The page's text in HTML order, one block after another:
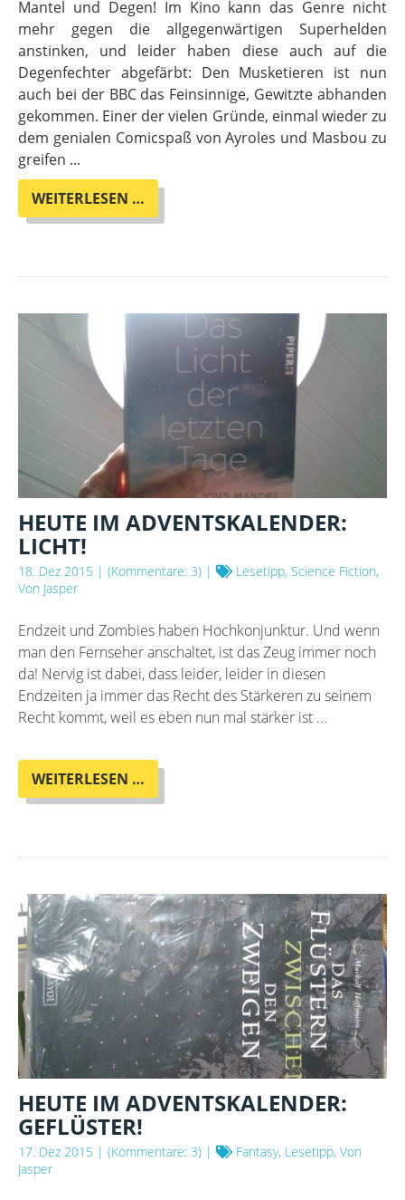
Mantel und Degen! Im Kino kann das Genre nicht
mehr gegen die allgegenwärtigen Superhelden
anstinken, und leider haben diese auch auf die
Degenfechter abgefärbt: Den Musketieren ist nun
auch bei der BBC das Feinsinnige, Gewitzte abhanden
gekommen. Einer der vielen Gründe, einmal wieder zu
dem genialen Comicspaß von Ayroles und Masbou zu
greifen ...
WEITERLESEN …
IM
UND
HEUTE IM ADVENTSKALENDER:
LICHT!
18. Dez 2015 | (Kommentare: 3) |
Lesetipp, Science Fiction,
Von Jasper
Endzeit und Zombies haben Hochkonjunktur. Und wenn
man den Fernseher anschaltet, ist das Zeug immer noch
da! Nervig ist dabei, dass leider, leider in diesen
Endzeiten ja immer das Recht des Stärkeren zu seinem
Recht kommt, weil es eben nun mal stärker ist ...
WEITERLESEN …
IM
HEUTE IM ADVENTSKALENDER:
GEFLÜSTER!
17. Dez 2015 | (Kommentare: 3) |
Fantasy, Lesetipp, Von
Jasper